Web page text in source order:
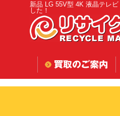
新品 LG 55V型 4K 液晶テレ
した！